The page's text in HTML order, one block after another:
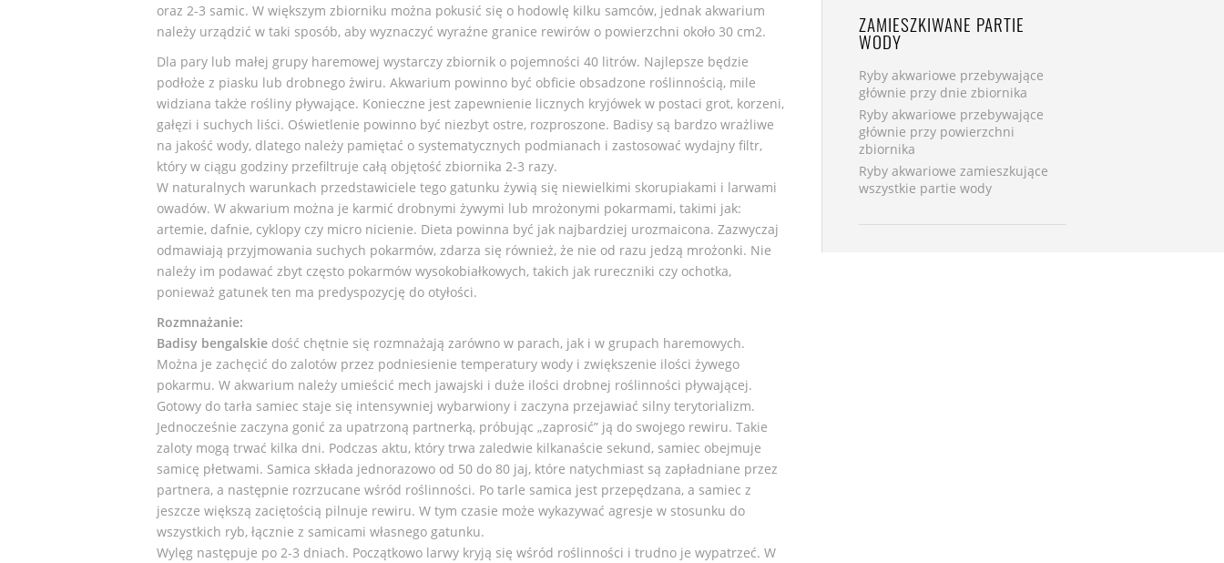
oraz 2-3 samic. W większym zbiorniku można pokusić się o hodowlę kilku samców, jednak akwarium
należy urządzić w taki sposób, aby wyznaczyć wyraźne granice rewirów o powierzchni około 30 cm2.
Dla pary lub małej grupy haremowej wystarczy zbiornik o pojemności 40 litrów. Najlepsze będzie
podłoże z piasku lub drobnego żwiru. Akwarium powinno być obficie obsadzone roślinnością, mile
widziana także rośliny pływające. Konieczne jest zapewnienie licznych kryjówek w postaci grot, korzeni,
gałęzi i suchych liści. Oświetlenie powinno być niezbyt ostre, rozproszone. Badisy są bardzo wrażliwe
na jakość wody, dlatego należy pamiętać o systematycznych podmianach i zastosować wydajny filtr,
który w ciągu godziny przefiltruje całą objętość zbiornika 2-3 razy.
W naturalnych warunkach przedstawiciele tego gatunku żywią się niewielkimi skorupiakami i larwami
owadów. W akwarium można je karmić drobnymi żywymi lub mrożonymi pokarmami, takimi jak:
artemie, dafnie, cyklopy czy micro nicienie. Dieta powinna być jak najbardziej urozmaicona. Zazwyczaj
odmawiają przyjmowania suchych pokarmów, zdarza się również, że nie od razu jedzą mrożonki. Nie
należy im podawać zbyt często pokarmów wysokobiałkowych, takich jak rureczniki czy ochotka,
ponieważ gatunek ten ma predyspozycję do otyłości.
Rozmnażanie:
Badisy bengalskie dość chętnie się rozmnażają zarówno w parach, jak i w grupach haremowych.
Można je zachęcić do zalotów przez podniesienie temperatury wody i zwiększenie ilości żywego
pokarmu. W akwarium należy umieścić mech jawajski i duże ilości drobnej roślinności pływającej.
Gotowy do tarła samiec staje się intensywniej wybarwiony i zaczyna przejawiać silny terytorializm.
Jednocześnie zaczyna gonić za upatrzoną partnerką, próbując „zaprosić” ją do swojego rewiru. Takie
zaloty mogą trwać kilka dni. Podczas aktu, który trwa zaledwie kilkanaście sekund, samiec obejmuje
samicę płetwami. Samica składa jednorazowo od 50 do 80 jaj, które natychmiast są zapładniane przez
partnera, a następnie rozrzucane wśród roślinności. Po tarle samica jest przepędzana, a samiec z
jeszcze większą zaciętością pilnuje rewiru. W tym czasie może wykazywać agresje w stosunku do
wszystkich ryb, łącznie z samicami własnego gatunku.
Wylęg następuje po 2-3 dniach. Początkowo larwy kryją się wśród roślinności i trudno je wypatrzeć. W
ZAMIESZKIWANE PARTIE
WODY
Ryby akwariowe przebywające
głównie przy dnie zbiornika
Ryby akwariowe przebywające
głównie przy powierzchni
zbiornika
Ryby akwariowe zamieszkujące
wszystkie partie wody